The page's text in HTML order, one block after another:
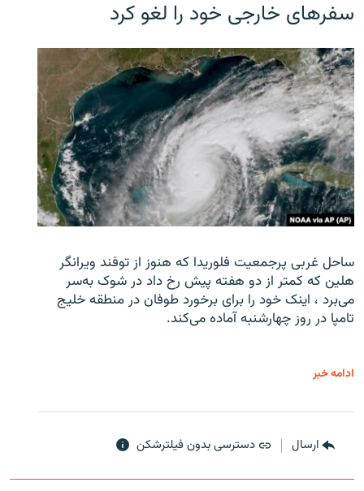
سفرهای خارجی خود را لغو کرد
ساحل غربی پرجمعیت فلوریدا که هنوز از توفند ویرانگر
هلین که کمتر از دو هفته پیش رخ داد در شوک به‌سر
می‌برد ، اینک خود را برای برخورد طوفان در منطقه خلیج
تامپا در روز چهارشنبه آماده می‌کند.
ادامه خبر
ارسال دسترسی بدون فیلترشکن